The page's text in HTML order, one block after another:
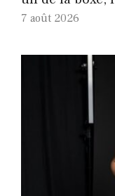
7 août 2026